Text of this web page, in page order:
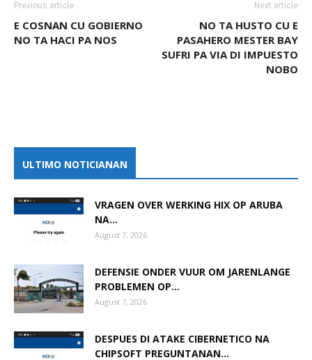
Previous article
E COSNAN CU GOBIERNO
NO TA HACI PA NOS
Next article
NO TA HUSTO CU E
PASAHERO MESTER BAY
SUFRI PA VIA DI IMPUESTO
NOBO
ULTIMO NOTICIANAN
VRAGEN OVER WERKING HIX OP ARUBA
NA...
August 7, 2026
DEFENSIE ONDER VUUR OM JARENLANGE
PROBLEMEN OP...
August 7, 2026
DESPUES DI ATAKE CIBERNETICO NA
CHIPSOFT PREGUNTANAN...